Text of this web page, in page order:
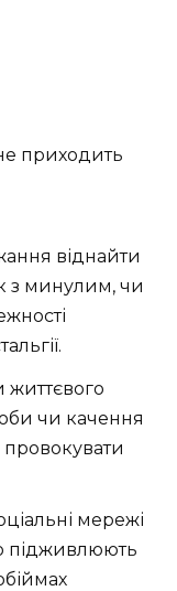
приходить
віднайти
з минулим, чи
життєвого
чи качення
мережі
підживлюють